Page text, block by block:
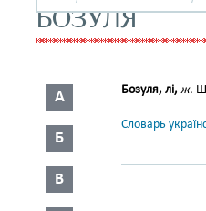
БОЗУЛЯ
А
Б
В
Бозуля, лі, ж.
Словарь